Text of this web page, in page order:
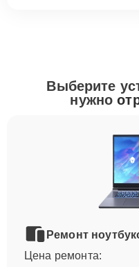
Выберите
нужно
Ремонт
Цена ремонта: